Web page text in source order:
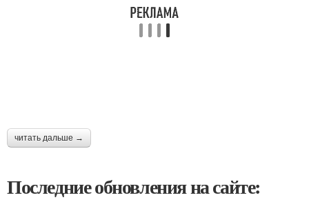
читать дальше →
Последние обновления на сайте: